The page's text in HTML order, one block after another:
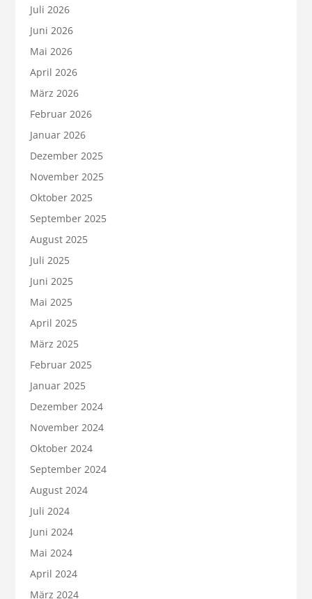
Juli 2026
Juni 2026
Mai 2026
April 2026
März 2026
Februar 2026
Januar 2026
Dezember 2025
November 2025
Oktober 2025
September 2025
August 2025
Juli 2025
Juni 2025
Mai 2025
April 2025
März 2025
Februar 2025
Januar 2025
Dezember 2024
November 2024
Oktober 2024
September 2024
August 2024
Juli 2024
Juni 2024
Mai 2024
April 2024
März 2024